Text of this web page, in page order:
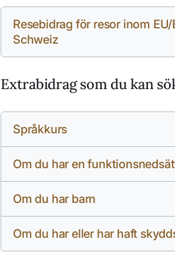
Resebidrag för resor inom
Schweiz
Extrabidrag som du kan
Språkkurs
Om du har en
Om du har barn
Om du har eller har haft